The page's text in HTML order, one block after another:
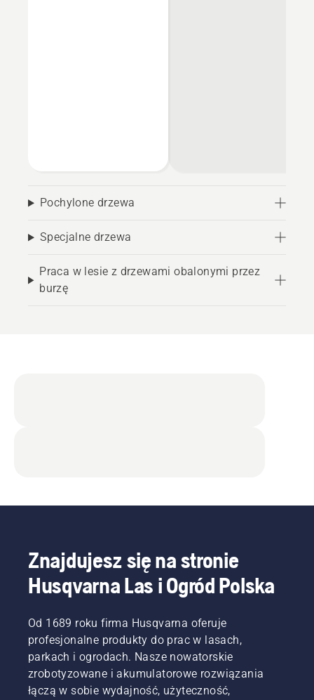
Pochylone drzewa
Specjalne drzewa
Praca w lesie z drzewami obalonymi przez
burzę
Znajdujesz się na stronie
Husqvarna Las i Ogród Polska
Od 1689 roku firma Husqvarna oferuje
profesjonalne produkty do prac w lasach,
parkach i ogrodach. Nasze nowatorskie
zrobotyzowane i akumulatorowe rozwiązania
łączą w sobie wydajność, użyteczność,